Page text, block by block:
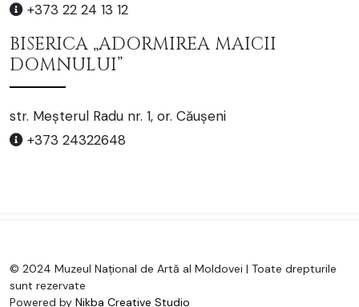
+373 22 24 13 12
BISERICA „ADORMIREA MAICII
DOMNULUI”
str. Meșterul Radu nr. 1, or. Căușeni
+373 24322648
© 2024 Muzeul Național de Artă al Moldovei | Toate drepturile
sunt rezervate
Powered by Nikba Creative Studio